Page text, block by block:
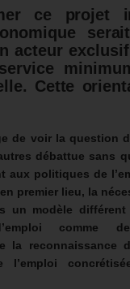
ce projet
acteur
Cette
de voir la question
débattue sans
aux politiques de
premier lieu, la
un modèle différent
comme
la reconnaissance
l’emploi